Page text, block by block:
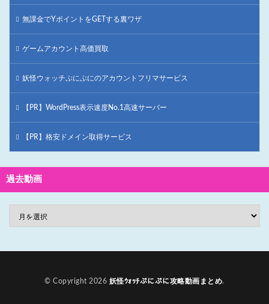
無課金でYポイントをGETする裏ワザ
ゲームアカウント高価買取
妖怪ウォッチぷにぷにのアカウントフリマサービス
【PR】WordPress表示速度No.1高速サーバー
【PR】格安ドメイン取得サービス
過去動画
© Copyright 2026 妖怪ｳｫｯﾁぷにぷに攻略動画まとめ.